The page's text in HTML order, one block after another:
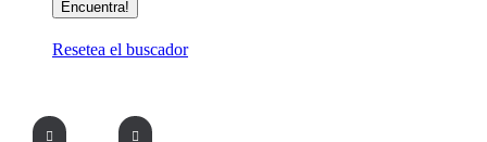
Resetea el buscador